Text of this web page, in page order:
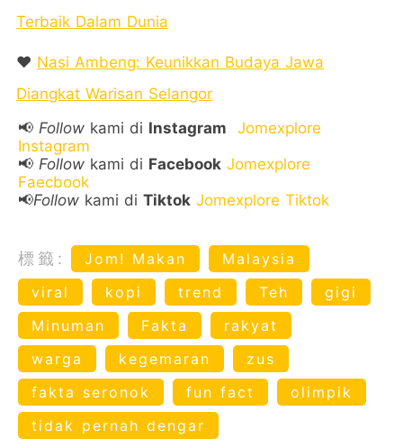
Terbaik Dalam Dunia
❤️ Nasi Ambeng: Keunikkan Budaya Jawa
Diangkat Warisan Selangor
📢 Follow kami di Instagram
Jomexplore
Instagram
📢 Follow kami di Facebook Jomexplore
Faecbook
📢Follow kami di Tiktok Jomexplore Tiktok
標籤: Jom! Makan
Malaysia
viral
kopi trend Teh
gigi
Minuman
Fakta
rakyat
warga
kegemaran
zus
fakta seronok
fun fact
olimpik
tidak pernah dengar